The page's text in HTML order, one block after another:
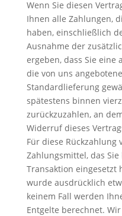
Wenn Sie diesen
Ihnen alle Zahlungen,
haben, einschließlich
Ausnahme der
ergeben, dass Sie eine
die von uns
Standardlieferung
spätestens binnen
zurückzuzahlen, an
Widerruf dieses
Für diese Rückzahlung
Zahlungsmittel, das
Transaktion eingesetzt
wurde ausdrücklich
keinem Fall werden
Entgelte berechnet.